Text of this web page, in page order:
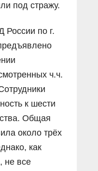
под стражу.
по г.
ч.ч.
к шести
Общая
около трёх
как
не все